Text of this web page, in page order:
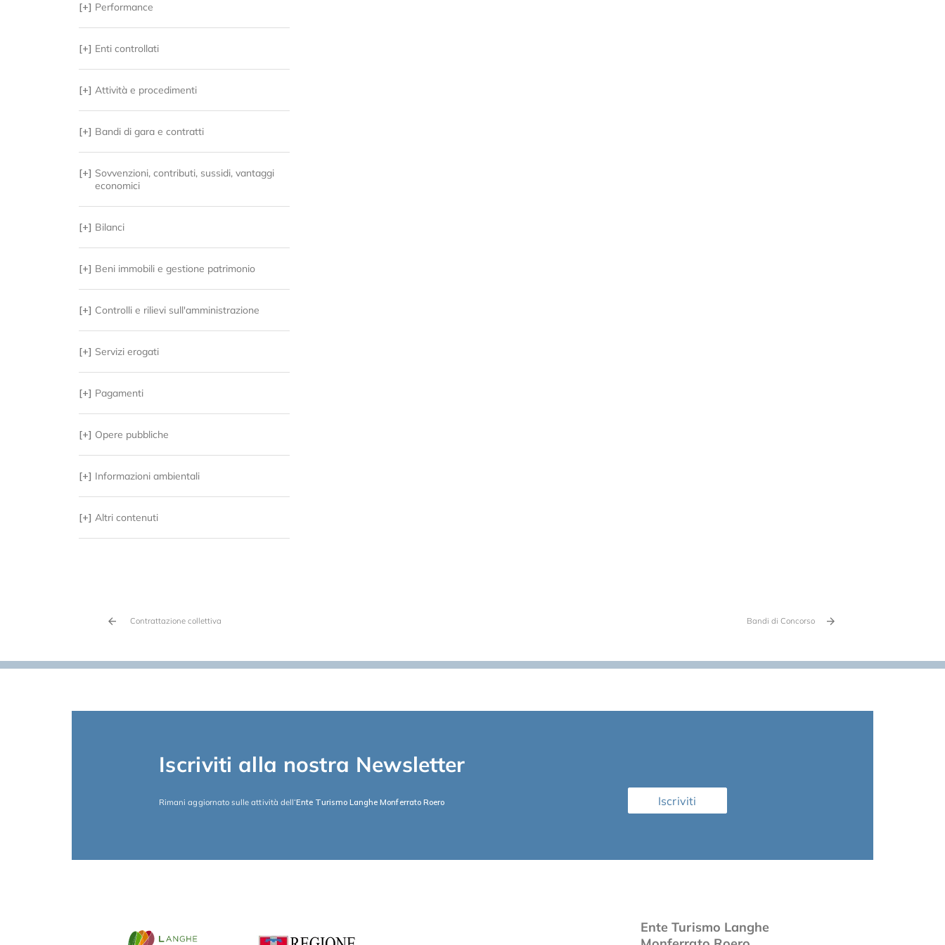
[+] Performance
[+] Enti controllati
[+] Attività e procedimenti
[+] Bandi di gara e contratti
[+] Sovvenzioni, contributi, sussidi, vantaggi
economici
[+] Bilanci
[+] Beni immobili e gestione patrimonio
[+] Controlli e rilievi sull'amministrazione
[+] Servizi erogati
[+] Pagamenti
[+] Opere pubbliche
[+] Informazioni ambientali
[+] Altri contenuti
Contrattazione collettiva Bandi di Concorso
Iscriviti alla nostra Newsletter
Rimani aggiornato sulle attività dell‘Ente Turismo Langhe Monferrato Roero Iscriviti
Ente Turismo Langhe